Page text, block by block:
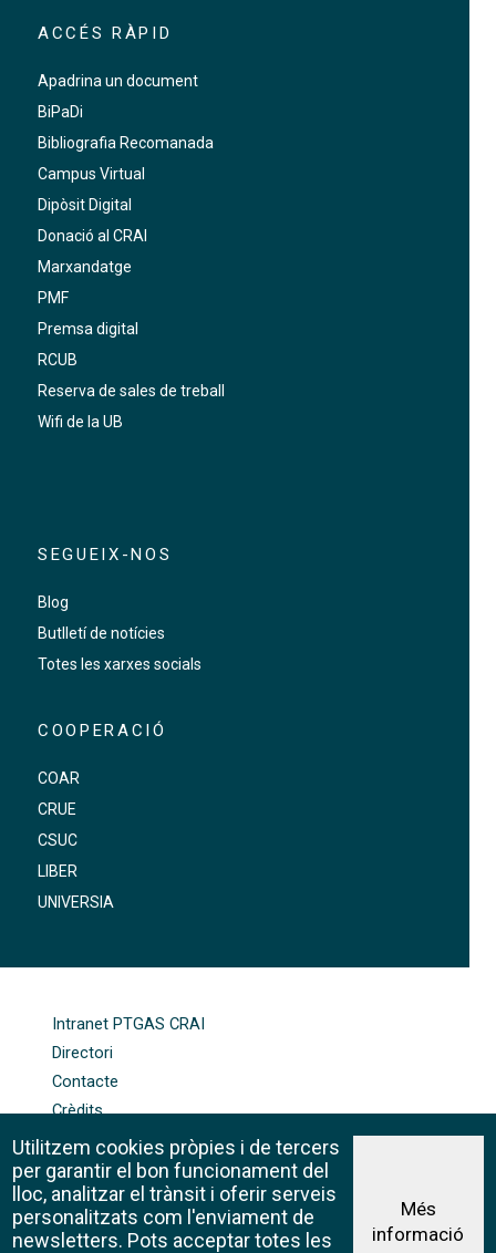
ACCÉS RÀPID
Apadrina un document
BiPaDi
Bibliografia Recomanada
Campus Virtual
Dipòsit Digital
Donació al CRAI
Marxandatge
PMF
Premsa digital
RCUB
Reserva de sales de treball
Wifi de la UB
SEGUEIX-NOS
Blog
Butlletí de notícies
Totes les xarxes socials
COOPERACIÓ
COAR
CRUE
CSUC
LIBER
UNIVERSIA
Intranet PTGAS CRAI
Directori
Contacte
Crèdits
Mapa web
Política de galetes
Avís legal
Utilitzem cookies pròpies i de tercers
per garantir el bon funcionament del
lloc, analitzar el trànsit i oferir serveis
personalitzats com l'enviament de
newsletters. Pots acceptar totes les
Més
informació